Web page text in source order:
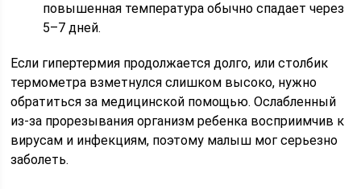
повышенная температура обычно спадает через
5–7 дней.
Если гипертермия продолжается долго, или столбик
термометра взметнулся слишком высоко, нужно
обратиться за медицинской помощью. Ослабленный
из-за прорезывания организм ребенка восприимчив к
вирусам и инфекциям, поэтому малыш мог серьезно
заболеть.